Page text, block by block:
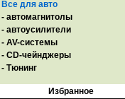
Все для авто
- автомагнитолы
- автоусилители
- AV-системы
- CD-чейнджеры
- Тюнинг
Избранное